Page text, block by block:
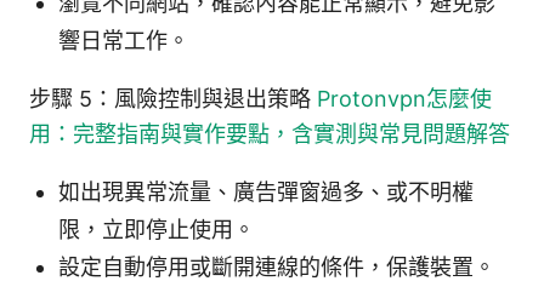
響日常工作。
步驟 5：風險控制與退出策略 Protonvpn怎麼使
用：完整指南與實作要點，含實測與常見問題解答
如出現異常流量、廣告彈窗過多、或不明權
限，立即停止使用。
設定自動停用或斷開連線的條件，保護裝置。